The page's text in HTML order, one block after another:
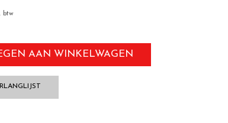
btw
AAN WINKELWAGEN